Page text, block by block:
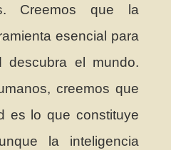
Creemos que la
esencial para
descubra el mundo.
creemos que
es lo que constituye
la inteligencia